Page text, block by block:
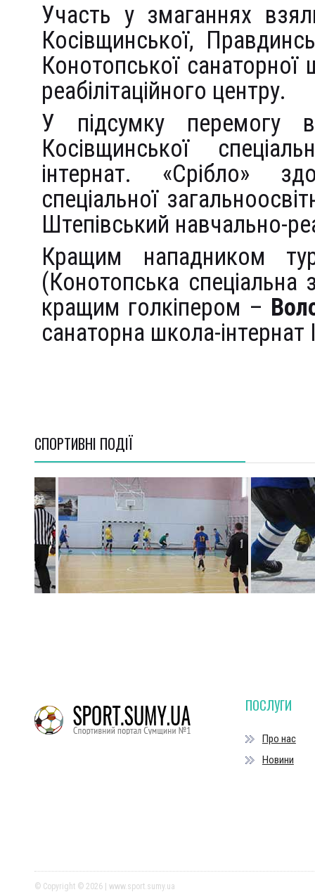
Участь у змаганнях
Косівщинської,
Конотопської
реабілітаційного центру.
У підсумку перемогу
Косівщинської
інтернат. «Срібло»
спеціальної
Штепівський навчально-
Кращим нападником
(Конотопська спеціальна
кращим голкіпером –
санаторна школа-інтернат
СПОРТИВНI ПОДІЇ
ПОСЛУГИ
Про нас
Новини
© Copyright © 2026 | www.sport.sumy.ua